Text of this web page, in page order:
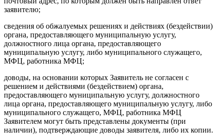
заявителю;
сведения об обжалуемых решениях и действиях (бездействии)
органа, предоставляющего муниципальную услугу,
должностного лица органа, предоставляющего
муниципальную услугу, либо муниципального служащего,
МФЦ, работника МФЦ;
доводы, на основании которых Заявитель не согласен с
решением и действиями (бездействием) органа,
предоставляющего муниципальную услугу, должностного
лица органа, предоставляющего муниципальную услугу, либо
муниципального служащего, МФЦ, работника МФЦ
Заявителем могут быть представлены документы (при
наличии), подтверждающие доводы заявителя, либо их копии.